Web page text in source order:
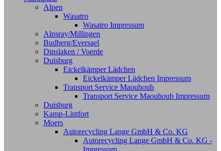
Alpen
Wasatro
Wasatro Impressum
Alpsray/Millingen
Budberg/Eversael
Dinslaken / Voerde
Duisburg
Eickelkämper Lädchen
Eickelkämper Lädchen Impressum
Transport Service Maouhoub
Transport Service Maouhoub Impressum
Duisburg
Kamp-Lintfort
Moers
Autorecycling Lange GmbH & Co. KG
Autorecycling Lange GmbH & Co. KG -